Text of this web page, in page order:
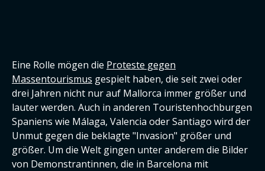
Eine Rolle mögen die Proteste gegen
Massentourismus gespielt haben, die seit zwei oder
drei Jahren nicht nur auf Mallorca immer größer und
lauter werden. Auch in anderen Touristenhochburgen
Spaniens wie Málaga, Valencia oder Santiago wird der
Unmut gegen die beklagte "Invasion" größer und
größer. Um die Welt gingen unter anderem die Bilder
von Demonstrantinnen, die in Barcelona mit